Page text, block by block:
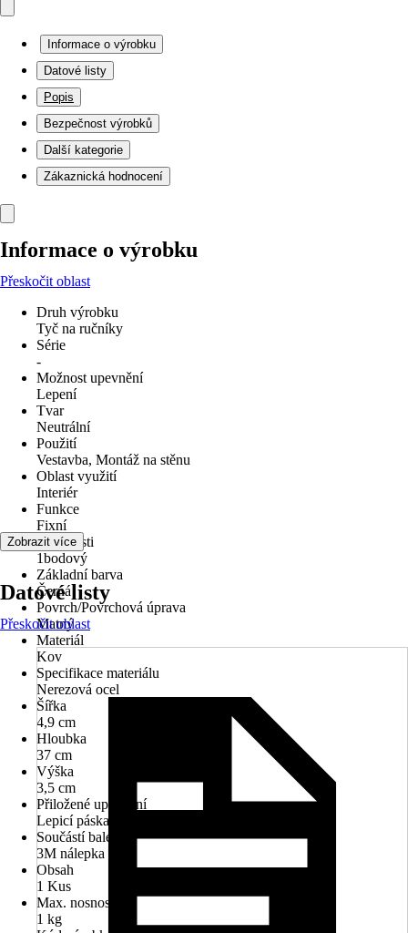
Informace o výrobku
Datové listy
Popis
Bezpečnost výrobků
Další kategorie
Zákaznická hodnocení
Informace o výrobku
Přeskočit oblast
Druh výrobku
Tyč na ručníky
Série
-
Možnost upevnění
Lepení
Tvar
Neutrální
Použití
Vestavba, Montáž na stěnu
Oblast využití
Interiér
Funkce
Fixní
Vlastnosti
1bodový
Základní barva
Černá
Povrch/Povrchová úprava
Matný
Materiál
Kov
Specifikace materiálu
Nerezová ocel
Šířka
4,9 cm
Hloubka
37 cm
Výška
3,5 cm
Přiložené upevnění
Lepicí páska
Součástí balení
3M nálepka
Obsah
1 Kus
Max. nosnost
1 kg
Zobrazit více
Datové listy
Přeskočit oblast